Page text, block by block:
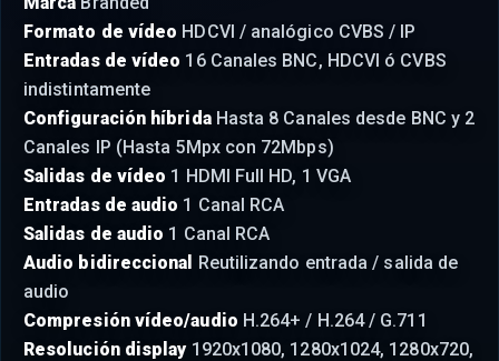
Formato de vídeo HDCVI / analógico CVBS / IP
Entradas de vídeo 16 Canales BNC, HDCVI ó CVBS
indistintamente
Configuración híbridaHasta 8 Canales desde BNC y 2
Canales IP (Hasta 5Mpx con 72Mbps)
Salidas de vídeo 1 HDMI Full HD, 1 VGA
Entradas de audio 1 Canal RCA
Salidas de audio 1 Canal RCA
Audio bidireccional Reutilizando entrada / salida de
audio
Compresión vídeo/audio H.264+ / H.264 / G.711
Resolución display1920x1080, 1280x1024, 1280x720,